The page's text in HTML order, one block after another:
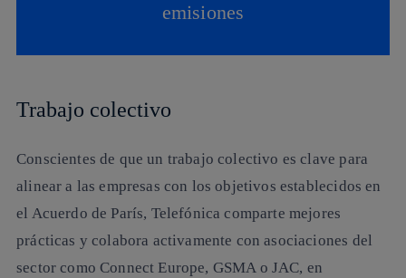
emisiones
Trabajo colectivo
Conscientes de que un trabajo colectivo es clave para
alinear a las empresas con los objetivos establecidos en
el Acuerdo de París, Telefónica comparte mejores
prácticas ycolabora activamente con asociaciones del
sector como Connect Europe, GSMA o JAC, en